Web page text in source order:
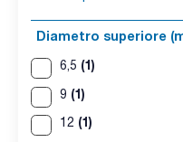
Diametro superiore
6,5 (1)
9 (1)
12 (1)